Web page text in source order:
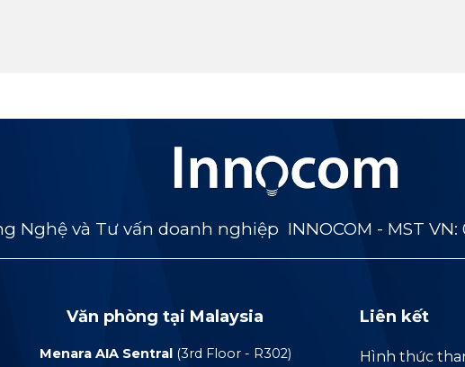
Nghệ và Tư vấn doanh nghiệp INNOCOM - MST VN:
Văn phòng tại Malaysia
Menara AIA Sentral (3rd Floor - R302)
Liên kết
Hình thức